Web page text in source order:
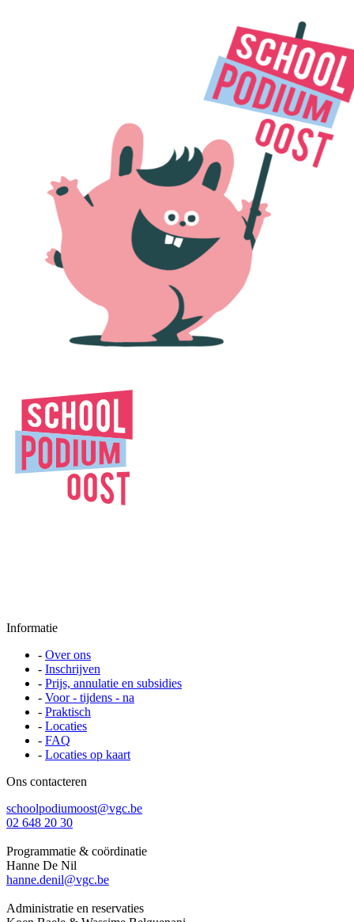
Informatie
- Over ons
- Inschrijven
- Prijs, annulatie en subsidies
- Voor - tijdens - na
- Praktisch
- Locaties
- FAQ
- Locaties op kaart
Ons contacteren
schoolpodiumoost@vgc.be
02 648 20 30
Programmatie & coördinatie
Hanne De Nil
hanne.denil@vgc.be
Administratie en reservaties